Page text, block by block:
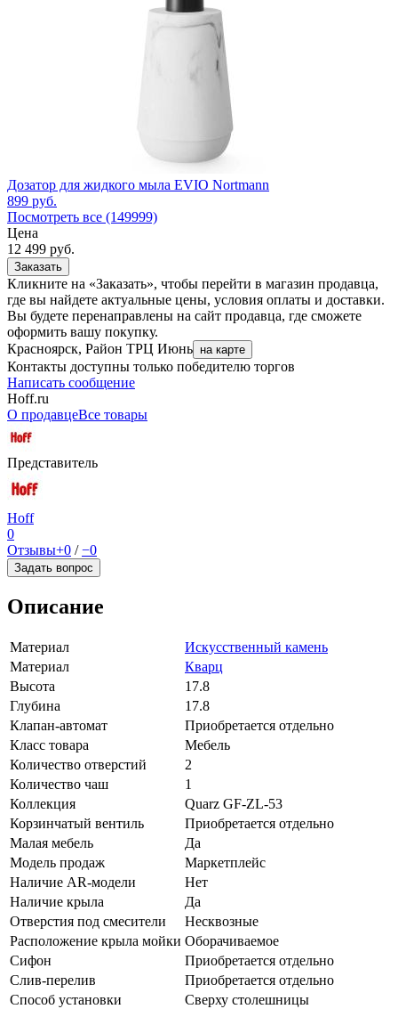
Дозатор для жидкого мыла EVIO Nortmann
899 руб.
Посмотреть все (149999)
Цена
12 499 руб.
Заказать
Кликните на «Заказать», чтобы перейти в магазин продавца,
где вы найдете актуальные цены, условия оплаты и доставки.
Вы будете перенаправлены на сайт продавца, где сможете
оформить вашу покупку.
Красноярск, Район ТРЦ Июнь на карте
Контакты доступны только победителю торгов
Написать сообщение
Hoff.ru
О продавцеВсе товары
Представитель
Hoff
0
Отзывы+0 /−0
Задать вопрос
Описание
Материал
Искусственный камень
Материал
Кварц
Высота
17.8
Глубина
17.8
Клапан-автомат
Приобретается отдельно
Класс товара
Мебель
Количество отверстий
2
Количество чаш
1
Коллекция
Quarz GF-ZL-53
Корзинчатый вентиль
Приобретается отдельно
Малая мебель
Да
Модель продаж
Маркетплейс
Наличие AR-модели
Нет
Наличие крыла
Да
Отверстия под смесители
Несквозные
Расположение крыла мойки Оборачиваемое
Сифон
Приобретается отдельно
Слив-перелив
Приобретается отдельно
Способ установки
Сверху столешницы